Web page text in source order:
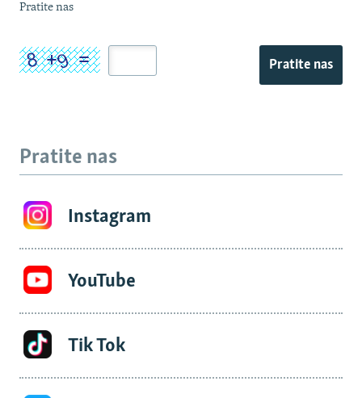
Pratite nas
Pratite nas
Pratite nas
Instagram
YouTube
Tik Tok